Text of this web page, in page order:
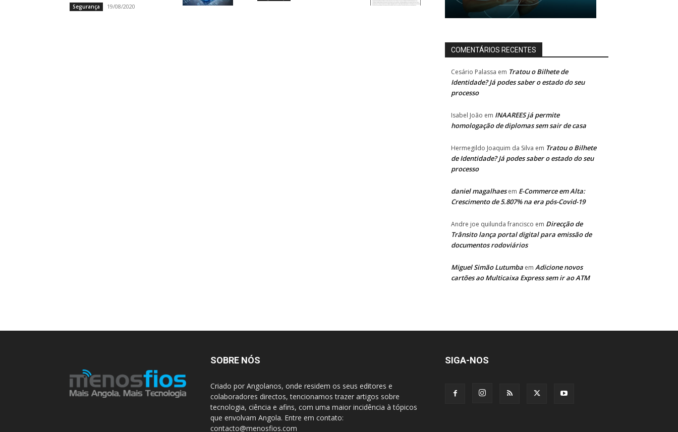
Segurança 19/08/2020
COMENTÁRIOS RECENTES
Cesário Palassa em Tratou o Bilhete de
Identidade? Já podes saber o estado do seu
processo
Isabel João em INAAREES já permite
homologação de diplomas sem sair de casa
Hermegildo Joaquim da Silva em Tratou o Bilhete
de Identidade? Já podes saber o estado do seu
processo
daniel magalhaesem E-Commerce em Alta:
Crescimento de 5.807% na era pós-Covid-19
Andre joe quilunda francisco em Direcção de
Trânsito lança portal digital para emissão de
documentos rodoviários
Miguel Simão Lutumba em Adicione novos
cartões ao Multicaixa Express sem ir ao ATM
SOBRE NÓS
Criado por Angolanos, onde residem os seus editores e
colaboradores directos, tencionamos trazer artigos sobre
tecnologia, ciência e afins, com uma maior incidência à tópicos
que envolvam Angola. Entre em contato:
contacto@menosfios.com
SIGA-NOS